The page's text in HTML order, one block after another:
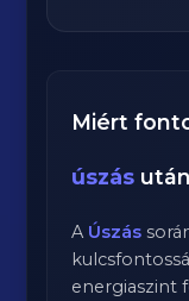
Miért
úszás
A Úszás
energiaszint